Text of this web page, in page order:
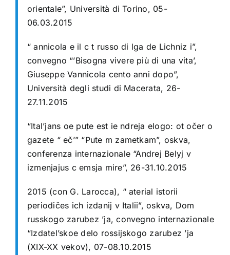
orientale”, Università di Torino, 05-
06.03.2015
“ annicola e il c t russo di lga de Lichniz i”,
convegno “’Bisogna vivere più di una vita’,
Giuseppe Vannicola cento anni dopo”,
Università degli studi di Macerata, 26-
27.11.2015
“Ital’jans oe pute est ie ndreja elogo: ot očer o
gazete “ eč’” “Pute m zametkam”, oskva,
conferenza internazionale “Andrej Belyj v
izmenjajus c emsja mire”, 26-31.10.2015
2015 (con G. Larocca), “ aterial istorii
periodičes ich izdanij v Italii”, oskva, Dom
russkogo zarubez ’ja, convegno internazionale
“Izdatel’skoe delo rossijskogo zarubez ’ja
(XIX-XX vekov), 07-08.10.2015